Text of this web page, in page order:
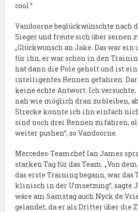
cool.“
Vandoorne beglückwünschte nach
Sieger und freute sich über seinen
„Glückwunsch an Jake. Das war
für ihn, er war schon in den
hat dann die Pole geholt und ist
intelligentes Rennen gefahren.
keine echte Antwort. Ich versuchte,
nah wie möglich dran zu bleiben,
Strecke konnte ich ihn einfach
sind noch drei Rennen zu fahren,
weiter pushen“, so Vandoorne.
Mercedes-Teamchef Ian James
starken Tag für das Team. „Von
das erste Training begann, war das
klinisch in der Umsetzung“, sagte
wäre am Samstag auch Nyck de
gelandet, da er als Dritter über die